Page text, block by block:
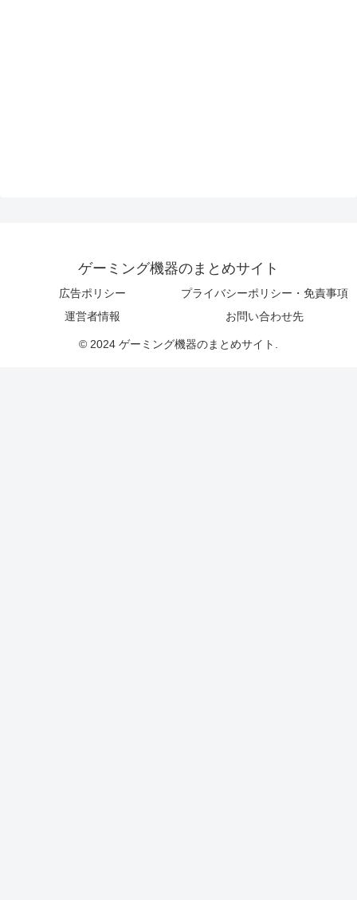
ゲーミング機器のまとめサイト
広告ポリシー
プライバシーポリシー・免責事項
運営者情報
お問い合わせ先
© 2024 ゲーミング機器のまとめサイト.